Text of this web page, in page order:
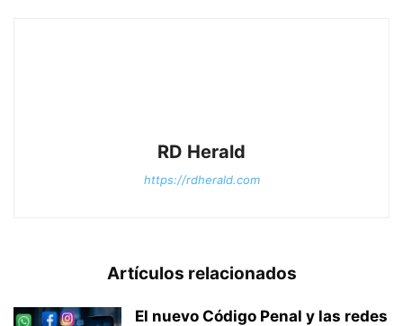
RD Herald
https://rdherald.com
Artículos relacionados
El nuevo Código Penal y las redes